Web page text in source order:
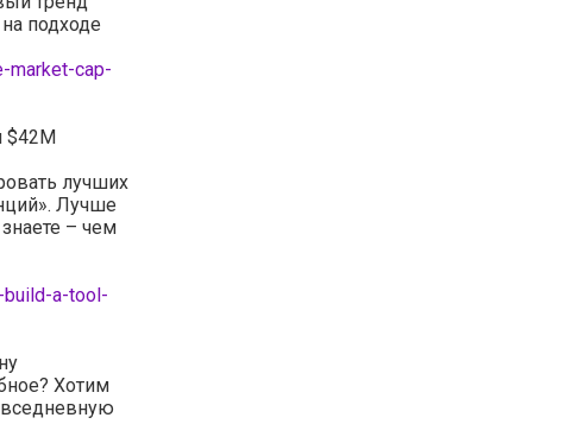
подходе
market-cap-
$42M
лучших
Лучше
– чем
a-tool-
Хотим